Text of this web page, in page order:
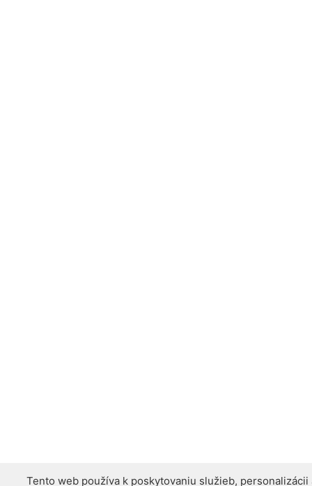
Tento web používa k poskytovaniu služieb, personalizácii
Tento web používa k poskytovaniu služieb, personalizácii